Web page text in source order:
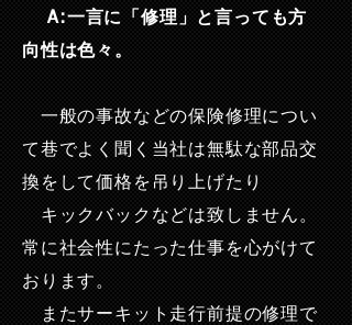
A:一言に「修理」と言っても方
向性は色々。
一般の事故などの保険修理につい
て巷でよく聞く当社は無駄な部品交
換をして価格を吊り上げたり
キックバックなどは致しません。
常に社会性にたった仕事を心がけて
おります。
またサーキット走行前提の修理で